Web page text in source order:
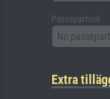
Passepartout
No
Extra